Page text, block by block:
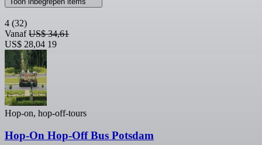
4 (32)
VanafUS$ 34,61
US$ 28,04 19
Hop-on, hop-off-tours
Hop-On Hop-Off Bus Potsdam